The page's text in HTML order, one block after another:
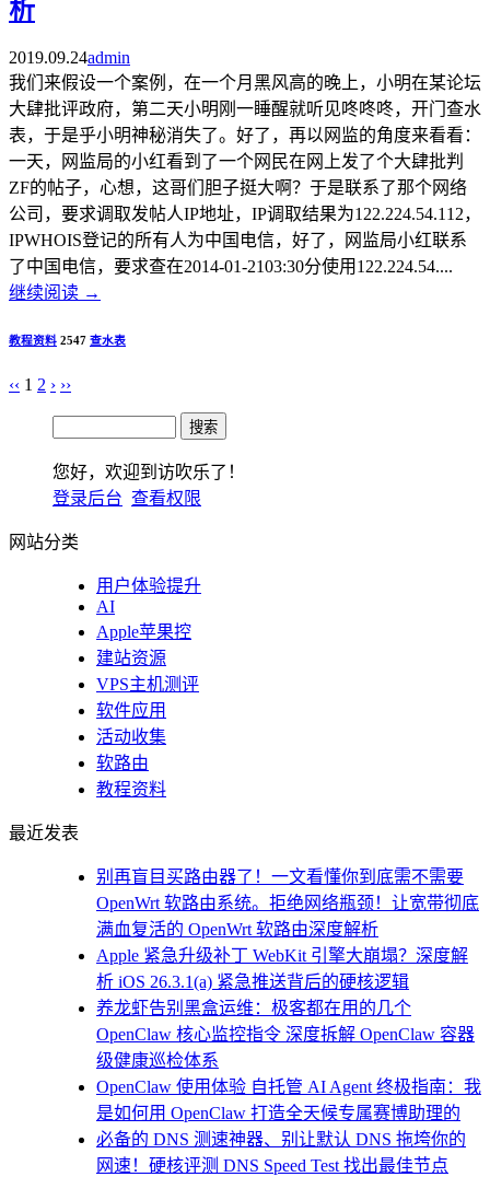
析
2019.09.24admin
我们来假设一个案例，在一个月黑风高的晚上，小明在某论坛
大肆批评政府，第二天小明刚一睡醒就听见咚咚咚，开门查水
表，于是乎小明神秘消失了。好了，再以网监的角度来看看：
一天，网监局的小红看到了一个网民在网上发了个大肆批判
ZF的帖子，心想，这哥们胆子挺大啊？于是联系了那个网络
公司，要求调取发帖人IP地址，IP调取结果为122.224.54.112，
IPWHOIS登记的所有人为中国电信，好了，网监局小红联系
了中国电信，要求查在2014-01-2103:30分使用122.224.54....
继续阅读 →
教程资料 2547 查水表
‹‹ 1 2 › ››
您好，欢迎到访吹乐了！
登录后台 查看权限
网站分类
用户体验提升
AI
Apple苹果控
建站资源
VPS主机测评
软件应用
活动收集
软路由
教程资料
最近发表
别再盲目买路由器了！一文看懂你到底需不需要
OpenWrt 软路由系统。拒绝网络瓶颈！让宽带彻底
满血复活的 OpenWrt 软路由深度解析
Apple 紧急升级补丁 WebKit 引擎大崩塌？深度解
析 iOS 26.3.1(a) 紧急推送背后的硬核逻辑
养龙虾告别黑盒运维：极客都在用的几个
OpenClaw 核心监控指令 深度拆解 OpenClaw 容器
级健康巡检体系
OpenClaw 使用体验 自托管 AI Agent 终极指南：我
是如何用 OpenClaw 打造全天候专属赛博助理的
必备的 DNS 测速神器、别让默认 DNS 拖垮你的
网速！硬核评测 DNS Speed Test 找出最佳节点